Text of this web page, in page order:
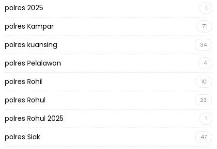
polres 2025 1
polres Kampar 71
polres kuansing 34
polres Pelalawan 4
polres Rohil 10
polres Rohul 23
polres Rohul 2025 1
polres Siak 47